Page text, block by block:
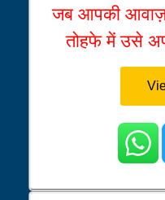
जब आपकी आवाज़
तोहफे में उसे